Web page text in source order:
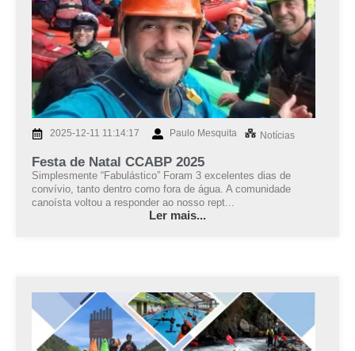
2025-12-11 11:14:17 Paulo Mesquita Notícias
Festa de Natal CCABP 2025
Simplesmente “Fabulástico” Foram 3 excelentes dias de
convívio, tanto dentro como fora de água. A comunidade
canoísta voltou a responder ao nosso rept...
Ler mais...